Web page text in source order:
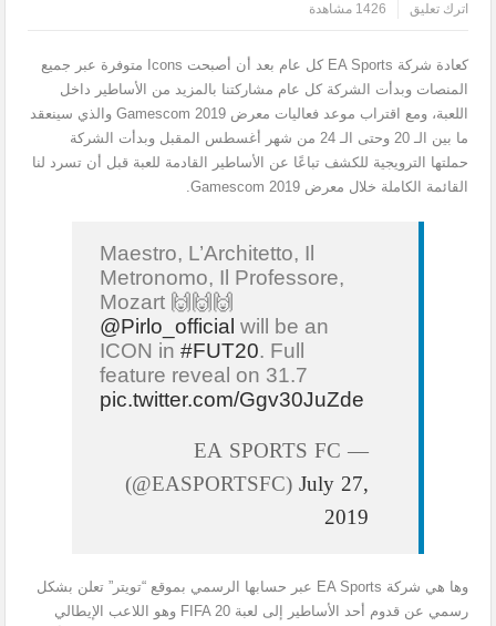
اترك تعليق
1426 مشاهدة
كعادة شركة EA Sports كل عام بعد أن أصبحت Icons متوفرة عبر جميع
المنصات وبدأت الشركة كل عام مشاركتنا بالمزيد من الأساطير داخل
اللعبة، ومع اقتراب موعد فعاليات معرض Gamescom 2019 والذي سينعقد
ما بين الـ 20 وحتى الـ 24 من شهر أغسطس المقبل وبدأت الشركة
حملتها الترويجية للكشف تباعًا عن الأساطير القادمة للعبة قبل أن تسرد لنا
القائمة الكاملة خلال معرض Gamescom 2019.
Maestro, L’Architetto, Il
Metronomo, Il Professore,
Mozart 🙌🙌🙌
@Pirlo_official will be an
ICON in#FUT20. Full
feature reveal on 31.7
pic.twitter.com/Ggv30JuZde
— EA SPORTS FC
(@EASPORTSFC)July 27,
2019
وها هي شركة EA Sports عبر حسابها الرسمي بموقع “تويتر” تعلن بشكل
رسمي عن قدوم أحد الأساطير إلى لعبة FIFA 20 وهو اللاعب الإيطالي